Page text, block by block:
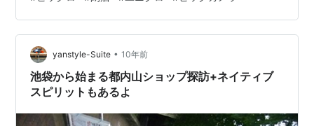
yanstyle-Suite • 10年前
池袋から始まる都内山ショップ探訪+ネイティブ
スピリットもあるよ